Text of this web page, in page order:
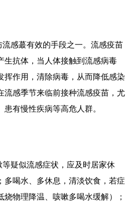
感蕞有效的手段之一。流感疫苗
生抗体，当人体接触到流感病毒
挥作用，清除病毒，从而降低感染
流感季节来临前接种流感疫苗，尤
有慢性疾病等高危人群。
疑似流感症状，应及时居家休
多喝水、多休息，清淡饮食，若症
物理降温、咳嗽多喝水缓解）；